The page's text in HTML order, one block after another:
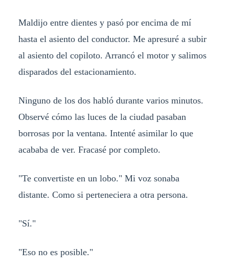
Maldijo entre dientes y pasó por encima de mí
hasta el asiento del conductor. Me apresuré a subir
al asiento del copiloto. Arrancó el motor y salimos
disparados del estacionamiento.
Ninguno de los dos habló durante varios minutos.
Observé cómo las luces de la ciudad pasaban
borrosas por la ventana. Intenté asimilar lo que
acababa de ver. Fracasé por completo.
"Te convertiste en un lobo." Mi voz sonaba
distante. Como si perteneciera a otra persona.
"Sí."
"Eso no es posible."